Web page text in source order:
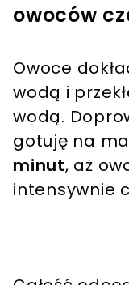
owoców
Owoce
wodą i
wodą.
gotuję na
minut, aż
intensywnie